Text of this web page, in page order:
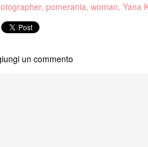
pomerania woman Yana
un commento